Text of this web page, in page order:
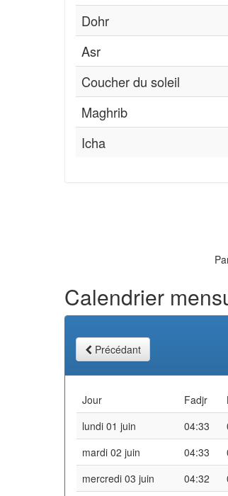
Dohr
Asr
Coucher du soleil
Maghrib
Icha
Calendrier
Précédant
Jour Fadjr
lundi 01 juin
04:33
mardi 02 juin
04:33
mercredi 03 juin
04:32